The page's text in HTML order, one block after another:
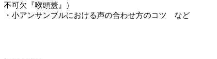
不可欠『喉頭蓋』）
・小アンサンブルにおける声の合わせ方のコツ など